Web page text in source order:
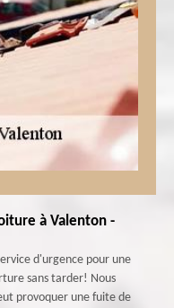
à Valenton -
d'urgence pour une
sans tarder! Nous
provoquer une fuite de